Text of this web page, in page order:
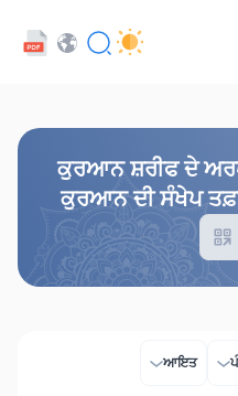
ਕੁਰਆਨ ਸ਼ਰੀਫ ਦੇ
ਕੁਰਆਨ ਦੀ ਸੰਖੇਪ
ਆਇਤ